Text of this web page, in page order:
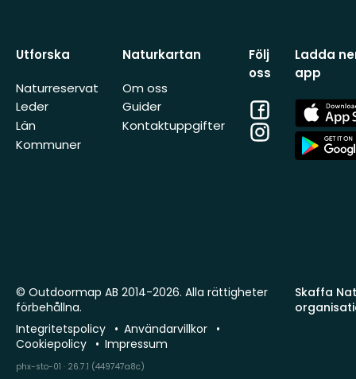
Utforska
Naturreservat
Leder
Län
Kommuner
Naturkartan
Om oss
Guider
Kontaktuppgifter
Följ
oss
Facebook
Instagram
Ladda
app
App
Store
App
Store
Skaffa
© Outdoormap AB 2014-2026. Alla rättigheter
förbehållna.
Integritetspolicy
Användarvillkor
Cookiepolicy
Impressum
phx-sto-01 · 26.7.1 (449747a8c)